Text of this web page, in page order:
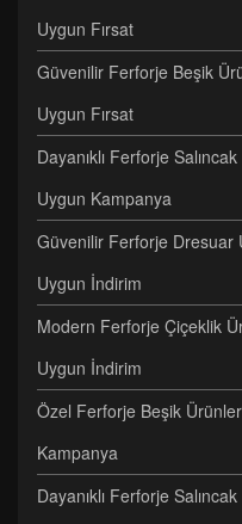
Uygun Fırsat
Güvenilir Ferforje Beşik
Uygun Fırsat
Dayanıklı Ferforje
Uygun Kampanya
Güvenilir Ferforje Dresuar
Uygun İndirim
Modern Ferforje Çiçeklik
Uygun İndirim
Özel Ferforje Beşik
Kampanya
Dayanıklı Ferforje